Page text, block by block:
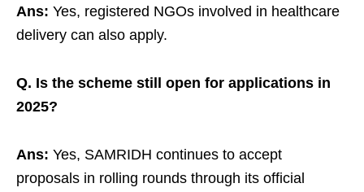
Ans: Yes, registered NGOs involved in healthcare
delivery can also apply.
Q. Is the scheme still open for applications in
2025?
Ans: Yes, SAMRIDH continues to accept
proposals in rolling rounds through its official